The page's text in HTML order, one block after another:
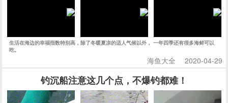
生活在海边的幸福指数特别高，除了冬暖夏凉的适人气候以外， 一年四季还有很多海鲜可以
吃。
海鱼大全 2020-04-29
钓沉船注意这几个点，不爆钓都难！